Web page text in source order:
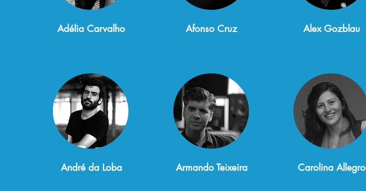
Adélia Carvalho
André da Loba
Afonso Cruz
Armando Teixeira
Alex Gozblau
Carolina Allegro